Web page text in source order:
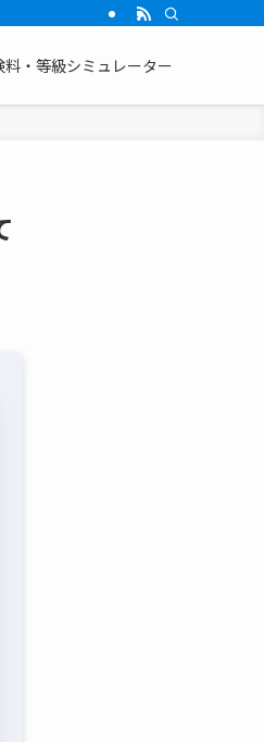
料・等級シミュレーター